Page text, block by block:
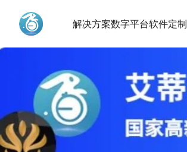
解决方案数字平台软件定